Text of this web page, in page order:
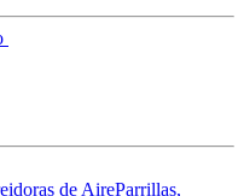
de AireParrillas,